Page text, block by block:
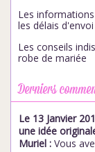
Les
les délais d'envoi
Les conseils
robe de mariée
Derniers
Le 13 Janvier
une idée
Muriel : Vous